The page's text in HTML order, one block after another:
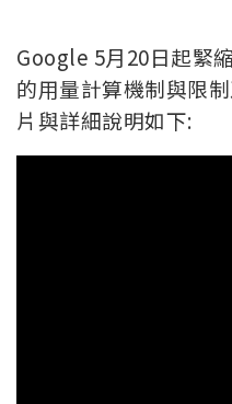
Google 5月20日起緊
的用量計算機制與限
片與詳細說明如下: